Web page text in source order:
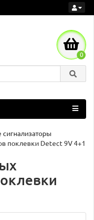
0
поклевки Detect 9V 4+1